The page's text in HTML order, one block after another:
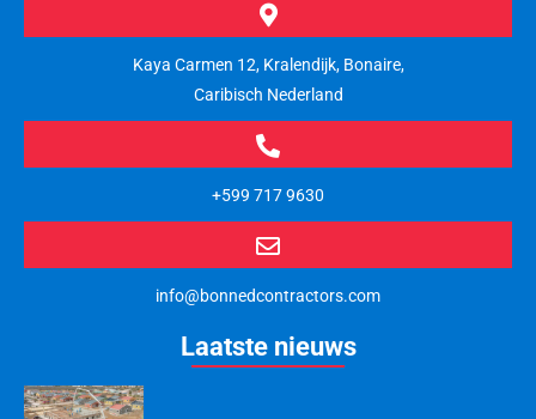
Kaya Carmen 12, Kralendijk, Bonaire,
Caribisch Nederland
+599 717 9630
info@bonnedcontractors.com
Laatste nieuws